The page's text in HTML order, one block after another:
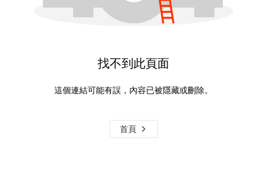
找不到此頁面
這個連結可能有誤，內容已被隱藏或刪除。
首頁